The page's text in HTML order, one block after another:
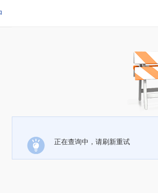
正在查询中，请刷新重试